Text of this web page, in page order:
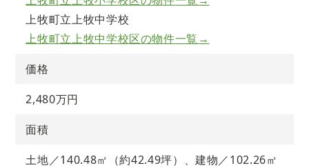
上牧町立上牧中学校
上牧町立上牧中学校区の物件一覧→
価格
2,480万円
面積
土地／140.48㎡（約42.49坪）、建物／102.26㎡